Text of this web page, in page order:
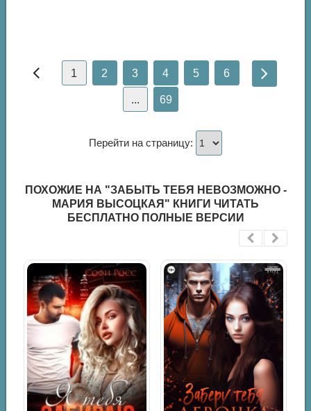
1 2 3 4 5 6
... 69
Перейти на страницу:
ПОХОЖИЕ НА "ЗАБЫТЬ ТЕБЯ НЕВОЗМОЖНО -
МАРИЯ ВЫСОЦКАЯ" КНИГИ ЧИТАТЬ
БЕСПЛАТНО ПОЛНЫЕ ВЕРСИИ